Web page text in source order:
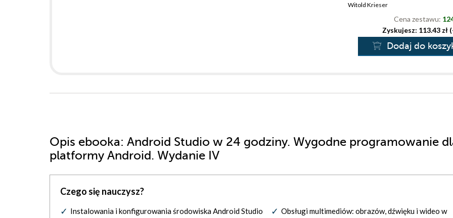
Witold Krieser
Cena zestawu:
Zyskujesz: 113.43 zł
Dodaj do
Opis ebooka: Android Studio w 24 godziny. Wygodne programowanie
platformy Android. Wydanie IV
Czego się nauczysz?
Instalowania i konfigurowania środowiska Android Studio
Obsługi multimediów: obrazów, dźwięku i wideo w